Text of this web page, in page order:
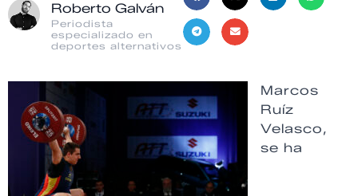
Roberto Galván
Periodista
especializado en
deportes alternativos
Marcos
Ruíz
Velasco,
se ha